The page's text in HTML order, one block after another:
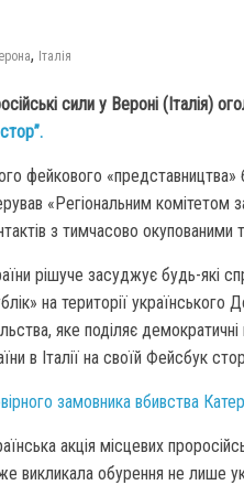
, Італія
сили у Вероні (Італія)
фейкового
«Регіональним комітетом
з тимчасово окупованими
рішуче засуджує будь-які
на території
яке поділяє
в Італії на своїй Фейсбук
замовника вбивства
акція місцевих
викликала обурення не лише